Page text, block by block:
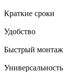
Краткие сроки
Удобство
Быстрый монтаж
Универсальность